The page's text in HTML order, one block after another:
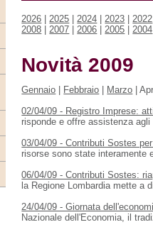
2026 |2025 |2024 |2023 |2022
2008 |2007 |2006 |2005 |2004
Novità 2009
Gennaio | Febbraio | Marzo |
02/04/09 - Registro Imprese:
risponde e offre assistenza
03/04/09 - Contributi Sostes
risorse sono state interamente
06/04/09 - Contributi Sostes:
la Regione Lombardia mette a
24/04/09 - Giornata
Nazionale dell'Economia, il